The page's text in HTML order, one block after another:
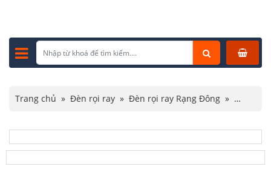
Trang chủ » Đèn rọi ray » Đèn rọi ray Rạng Đông »